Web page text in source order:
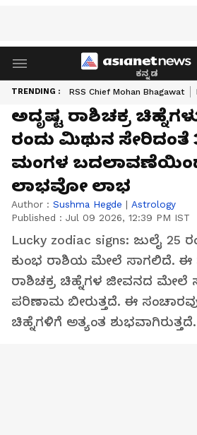
ಕನ್ನಡ
TRENDING : RSS Chief Mohan Bhagawat
ಅದೃಷ್ಟ ರಾಶಿಚಕ್ರ
ರಂದು ಮಿಥುನ ಸೇರಿದಂತೆ
ಮಂಗಳ
ಲಾಭವೋ ಲಾಭ
Author : Sushma Hegde | Astrology
Published : Jul 09 2026, 12:39 PM IST
Lucky zodiac signs: ಜುಲೈ 25
ಕುಂಭ ರಾಶಿಯ ಮೇಲೆ ಸಾಗಲಿದೆ. ಈ
ರಾಶಿಚಕ್ರ ಚಿಹ್ನೆಗಳ ಜೀವನದ ಮೇಲೆ
ಪರಿಣಾಮ ಬೀರುತ್ತದೆ. ಈ
ಚಿಹ್ನೆಗಳಿಗೆ ಅತ್ಯಂತ ಶುಭವಾಗಿರುತ್ತದೆ.